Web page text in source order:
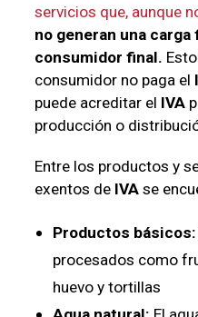
servicios que, aunque
no generan una
consumidor final.
consumidor no paga el
puede acreditar el IVA
producción o
Entre los productos y
exentos de IVAse
Productos básicos:
procesados como
huevo y tortillas